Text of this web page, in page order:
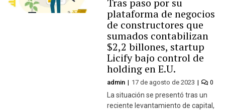
plataforma de negocios
de constructores que
sumados contabilizan
$2,2 billones, startup
Licify bajo control de
holding en E.U.
admin 17 de agosto de 2023 0
La situación se presentó tras un
reciente levantamiento de capital,